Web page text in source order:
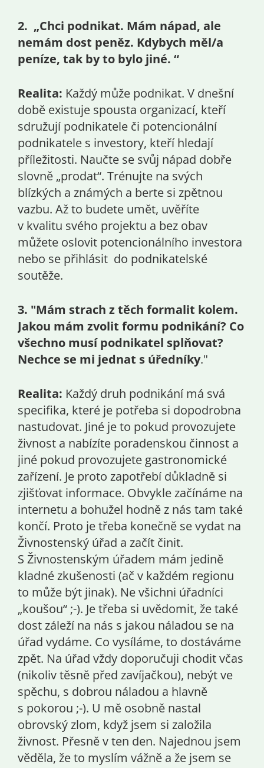
2. „Chci podnikat. Mám nápad, ale
nemám dost peněz. Kdybych měl/a
peníze, tak by to bylo jiné. “
Realita: Každý může podnikat. V dnešní
době existuje spousta organizací, kteří
sdružují podnikatele či potencionální
podnikatele s investory, kteří hledají
příležitosti. Naučte se svůj nápad dobře
slovně „prodat“. Trénujte na svých
blízkých a známých a berte si zpětnou
vazbu. Až to budete umět, uvěříte
v kvalitu svého projektu a bez obav
můžete oslovit potencionálního investora
nebo se přihlásit do podnikatelské
soutěže.
3. "Mám strach z těch formalit kolem.
Jakou mám zvolit formu podnikání? Co
všechno musí podnikatel splňovat?
Nechce se mi jednat s úředníky."
Realita: Každý druh podnikání má svá
specifika, které je potřeba si dopodrobna
nastudovat. Jiné je to pokud provozujete
živnost a nabízíte poradenskou činnost a
jiné pokud provozujete gastronomické
zařízení. Je proto zapotřebí důkladně si
zjišťovat informace. Obvykle začínáme na
internetu a bohužel hodně z nás tam také
končí. Proto je třeba konečně se vydat na
Živnostenský úřad a začít činit.
S Živnostenským úřadem mám jedině
kladné zkušenosti (ač v každém regionu
to může být jinak). Ne všichni úřadníci
„koušou“ ;-). Je třeba si uvědomit, že také
dost záleží na nás s jakou náladou se na
úřad vydáme. Co vysíláme, to dostáváme
zpět. Na úřad vždy doporučuji chodit včas
(nikoliv těsně před zavíjačkou), nebýt ve
spěchu, s dobrou náladou a hlavně
s pokorou ;-). U mě osobně nastal
obrovský zlom, když jsem si založila
živnost. Přesně v ten den. Najednou jsem
věděla, že to myslím vážně a že jsem se